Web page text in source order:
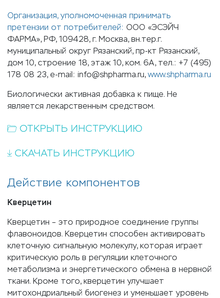
Организация, уполномоченная принимать
претензии от потребителей: ООО «ЭСЭЙЧ
ФАРМА», РФ, 109428, г. Москва, вн.тер.г.
муниципальный округ Рязанский, пр-кт Рязанский,
дом 10, строение 18, этаж 10, ком. 6А, тел.: +7 (495)
178 08 23, e-mail: info@shpharma.ru, www.shpharma.ru
Биологически активная добавка к пище. Не
является лекарственным средством.
ОТКРЫТЬ ИНСТРУКЦИЮ
СКАЧАТЬ ИНСТРУКЦИЮ
Действие компонентов
Кверцетин
Кверцетин – это природное соединение группы
флавоноидов. Кверцетин способен активировать
клеточную сигнальную молекулу, которая играет
критическую роль в регуляции клеточного
метаболизма и энергетического обмена в нервной
ткани. Кроме того, кверцетин улучшает
митохондриальный биогенез и уменьшает уровень